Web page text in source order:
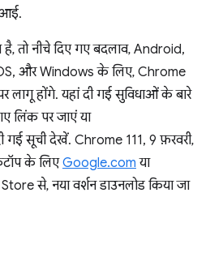
तो नीचे दिए गए बदलाव, Android,
और Windows के लिए, Chrome
लागू होंगे. यहां दी गई सुविधाओं के बारे
लिंक पर जाएं या
सूची देखें. Chrome 111, 9 फ़रवरी,
के लिएGoogle.com या
से, नया वर्शन डाउनलोड किया जा